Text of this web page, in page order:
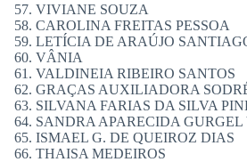
VIVIANE SOUZA
CAROLINA FREITAS PESSOA
LETÍCIA DE ARAÚJO
VÂNIA
VALDINEIA RIBEIRO SANTOS
GRAÇAS AUXILIADORA
SILVANA FARIAS DA SILVA
SANDRA APARECIDA GURGEL
ISMAEL G. DE QUEIROZ DIAS
THAISA MEDEIROS